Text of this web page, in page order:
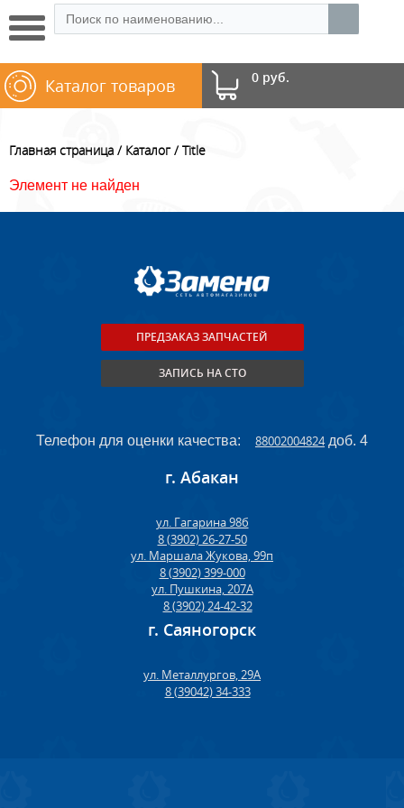
0 руб.
Каталог товаров
Главная страница Каталог Title
Элемент не найден
ПРЕДЗАКАЗ ЗАПЧАСТЕЙ
ЗАПИСЬ НА СТО
Телефон для оценки качества: 88002004824доб. 4
г. Абакан
ул. Гагарина 98б
8 (3902) 26-27-50
ул. Маршала Жукова, 99п
8 (3902) 399-000
ул. Пушкина, 207А
8 (3902) 24-42-32
г. Саяногорск
ул. Металлургов, 29А
8 (39042) 34-333